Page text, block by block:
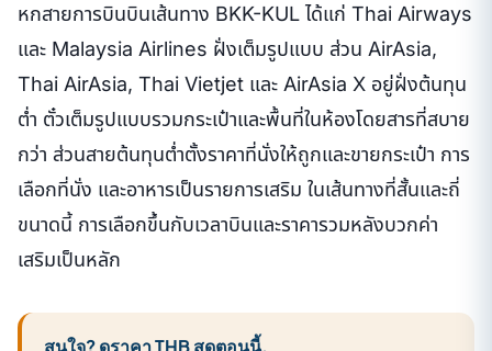
หกสายการบินบินเส้นทาง BKK-KUL ได้แก่ Thai Airways
และ Malaysia Airlines ฝั่งเต็มรูปแบบ ส่วน AirAsia,
Thai AirAsia, Thai Vietjet และ AirAsia X อยู่ฝั่งต้นทุน
ต่ำ ตั๋วเต็มรูปแบบรวมกระเป๋าและพื้นที่ในห้องโดยสารที่สบาย
กว่า ส่วนสายต้นทุนต่ำตั้งราคาที่นั่งให้ถูกและขายกระเป๋า การ
เลือกที่นั่ง และอาหารเป็นรายการเสริม ในเส้นทางที่สั้นและถี่
ขนาดนี้ การเลือกขึ้นกับเวลาบินและราคารวมหลังบวกค่า
เสริมเป็นหลัก
สนใจ? ดูราคา THB สดตอนนี้.